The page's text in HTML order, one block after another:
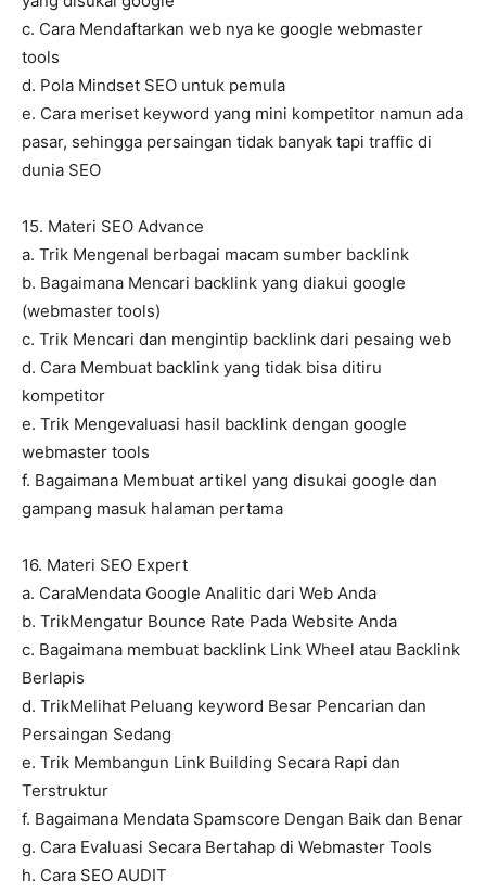
c. Cara Mendaftarkan web nya ke google webmaster
tools
d. Pola Mindset SEO untuk pemula
e. Cara meriset keyword yang mini kompetitor namun ada
pasar, sehingga persaingan tidak banyak tapi traffic di
dunia SEO
15. Materi SEO Advance
a. Trik Mengenal berbagai macam sumber backlink
b. Bagaimana Mencari backlink yang diakui google
(webmaster tools)
c. Trik Mencari dan mengintip backlink dari pesaing web
d. Cara Membuat backlink yang tidak bisa ditiru
kompetitor
e. Trik Mengevaluasi hasil backlink dengan google
webmaster tools
f. Bagaimana Membuat artikel yang disukai google dan
gampang masuk halaman pertama
16. Materi SEO Expert
a. CaraMendata Google Analitic dari Web Anda
b. TrikMengatur Bounce Rate Pada Website Anda
c. Bagaimana membuat backlink Link Wheel atau Backlink
Berlapis
d. TrikMelihat Peluang keyword Besar Pencarian dan
Persaingan Sedang
e. Trik Membangun Link Building Secara Rapi dan
Terstruktur
f. Bagaimana Mendata Spamscore Dengan Baik dan Benar
g. Cara Evaluasi Secara Bertahap di Webmaster Tools
h. Cara SEO AUDIT